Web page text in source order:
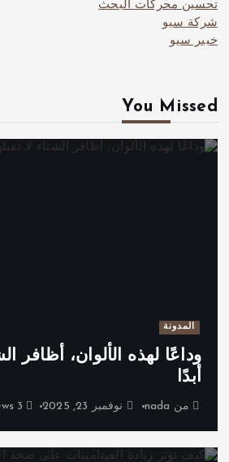
تحسين محركات البحث
شركة سيو
خبير سيو
You Missed
المدونة
وداعًا لهذه الألوان، أظافر
أبدًا
من nada نوفمبر 23, 2025 3 views